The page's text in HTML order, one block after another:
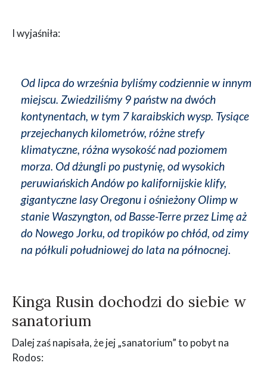
I wyjaśniła:
Od lipca do września byliśmy codziennie w innym
miejscu. Zwiedziliśmy 9 państw na dwóch
kontynentach, w tym 7 karaibskich wysp. Tysiące
przejechanych kilometrów, różne strefy
klimatyczne, różna wysokość nad poziomem
morza. Od dżungli po pustynię, od wysokich
peruwiańskich Andów po kalifornijskie klify,
gigantyczne lasy Oregonu i ośnieżony Olimp w
stanie Waszyngton, od Basse-Terre przez Limę aż
do Nowego Jorku, od tropików po chłód, od zimy
na półkuli południowej do lata na północnej.
Kinga Rusin dochodzi do siebie w
sanatorium
Dalej zaś napisała, że jej „sanatorium” to pobyt na
Rodos: